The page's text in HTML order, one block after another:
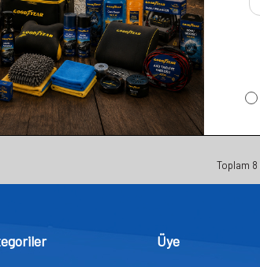
XC90
SILECEK
SUV
GOODYEAR VOLVO XC90
SUPERMUTE 2'LI MUZ SILECEK
TAKIMI 2007-2010 SUV
(600MM+530MM)
610,00
305,00TL
Toplam 8
Üye